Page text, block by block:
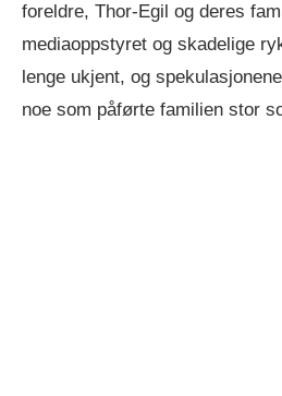
foreldre, Thor-Egil og deres
mediaoppstyret og skadelige
lenge ukjent, og
noe som påførte familien stor